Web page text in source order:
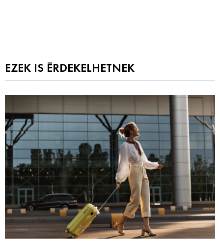
EZEK IS ÉRDEKELHETNEK